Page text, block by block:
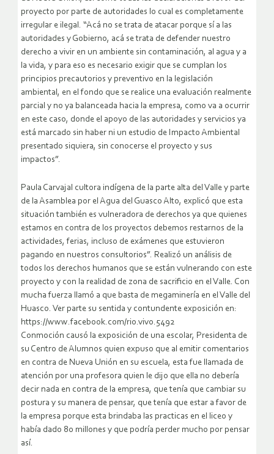
proyecto por parte de autoridades lo cual es completamente
irregular e ilegal. “Acá no se trata de atacar porque sí a las
autoridades y Gobierno, acá se trata de defender nuestro
derecho a vivir en un ambiente sin contaminación, al agua y a
la vida, y para eso es necesario exigir que se cumplan los
principios precautorios y preventivo en la legislación
ambiental, en el fondo que se realice una evaluación realmente
parcial y no ya balanceada hacia la empresa, como va a ocurrir
en este caso, donde el apoyo de las autoridades y servicios ya
está marcado sin haber ni un estudio de Impacto Ambiental
presentado siquiera, sin conocerse el proyecto y sus
impactos”.
Paula Carvajal cultora indígena de la parte alta del Valle y parte
de la Asamblea por el Agua del Guasco Alto, explicó que esta
situación también es vulneradora de derechos ya que quienes
estamos en contra de los proyectos debemos restarnos de la
actividades, ferias, incluso de exámenes que estuvieron
pagando en nuestros consultorios”. Realizó un análisis de
todos los derechos humanos que se están vulnerando con este
proyecto y con la realidad de zona de sacrificio en el Valle. Con
mucha fuerza llamó a que basta de megaminería en el Valle del
Huasco. Ver parte su sentida y contundente exposición en:
https://www.facebook.com/rio.vivo.5492
Conmoción causó la exposición de una escolar, Presidenta de
su Centro de Alumnos quien expuso que al emitir comentarios
en contra de Nueva Unión en su escuela, esta fue llamada de
atención por una profesora quien le dijo que ella no debería
decir nada en contra de la empresa, que tenía que cambiar su
postura y su manera de pensar, que tenía que estar a favor de
la empresa porque esta brindaba las practicas en el liceo y
había dado 80 millones y que podría perder mucho por pensar
así.